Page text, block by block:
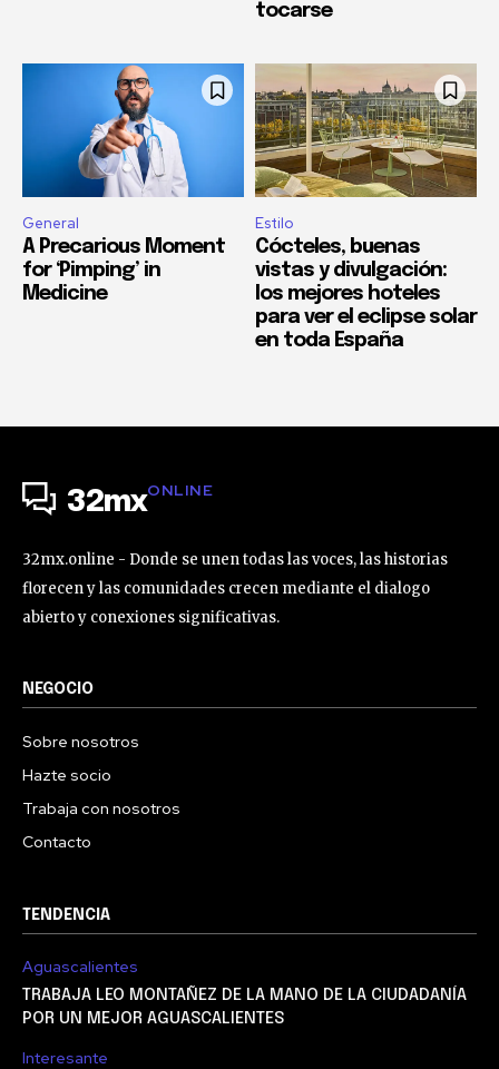
tocarse
General
A Precarious Moment
for ‘Pimping’ in
Medicine
Estilo
Cócteles, buenas
vistas y divulgación:
los mejores hoteles
para ver el eclipse solar
en toda España
32mxONLINE
32mx.online - Donde se unen todas las voces, las historias
florecen y las comunidades crecen mediante el dialogo
abierto y conexiones significativas.
NEGOCIO
Sobre nosotros
Hazte socio
Trabaja con nosotros
Contacto
TENDENCIA
Aguascalientes
TRABAJA LEO MONTAÑEZ DE LA MANO DE LA CIUDADANÍA
POR UN MEJOR AGUASCALIENTES
Interesante